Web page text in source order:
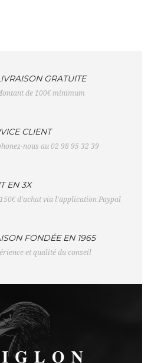
GRATUITE
de 100€ minimum
CLIENT
nous au 02 98 95 32 39
EN 3X
d'achat via l'application Paypal
FONDÉE EN 1965
et qualité du conseil